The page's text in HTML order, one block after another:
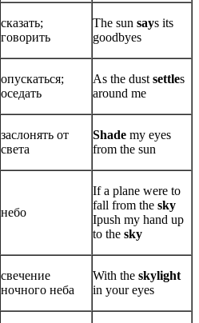
сказать;
говорить
The sun says its
goodbyes
опускаться;
оседать
As the dust settles
around me
заслонять от
света
Shade my eyes
from the sun
небо
If a plane were to
fall from the sky
Ipush my hand up
to the sky
свечение
ночного неба
With the skylight
in your eyes